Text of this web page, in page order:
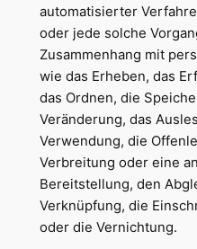
automatisierter
oder jede solche
Zusammenhang mit
wie das Erheben, das
das Ordnen, die
Veränderung, das
Verwendung, die
Verbreitung oder eine
Bereitstellung, den
Verknüpfung, die
oder die Vernichtung.